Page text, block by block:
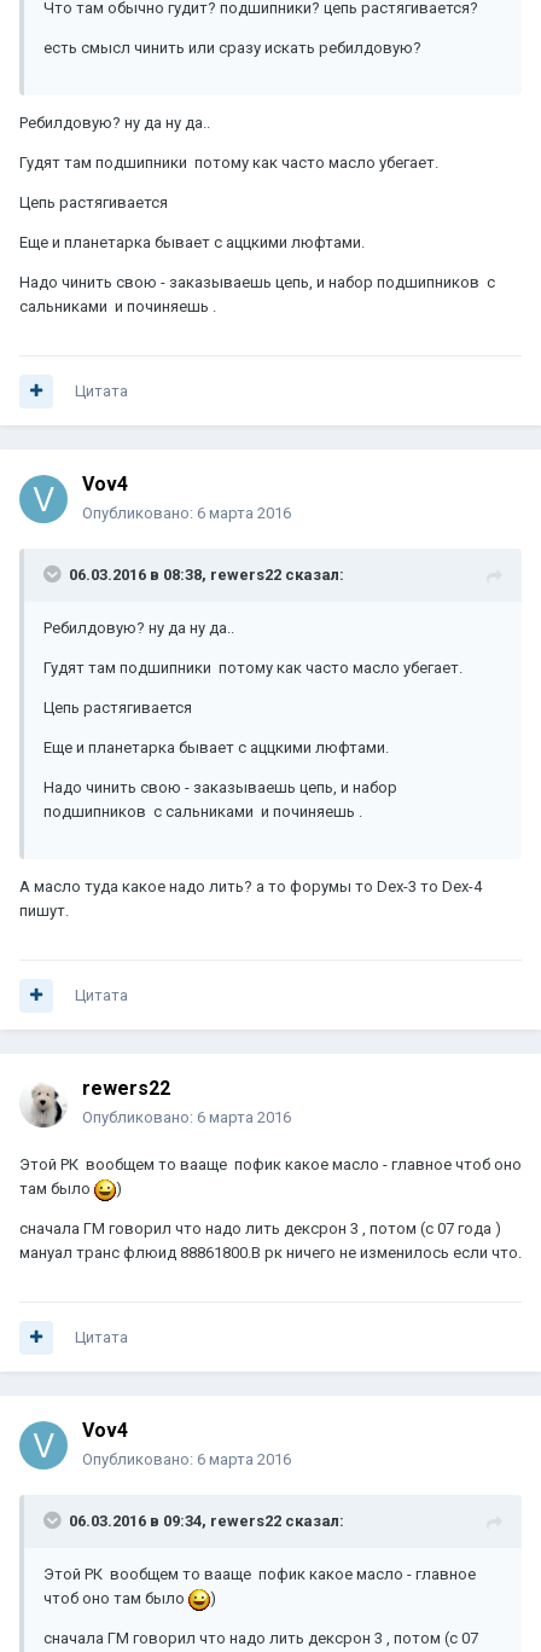
Что там обычно гудит? подшипники? цепь растягивается?
есть смысл чинить или сразу искать ребилдовую?
Ребилдовую? ну да ну да..
Гудят там подшипники потому как часто масло убегает.
Цепь растягивается
Еще и планетарка бывает с аццкими люфтами.
Надо чинить свою - заказываешь цепь, и набор подшипников с
сальниками и починяешь .
Цитата
Vov4
Опубликовано: 6 марта 2016
06.03.2016 в 08:38, rewers22 сказал:
Ребилдовую? ну да ну да..
Гудят там подшипники потому как часто масло убегает.
Цепь растягивается
Еще и планетарка бывает с аццкими люфтами.
Надо чинить свою - заказываешь цепь, и набор
подшипников с сальниками и починяешь .
А масло туда какое надо лить? а то форумы то Dex-3 то Dex-4
пишут.
Цитата
rewers22
Опубликовано: 6 марта 2016
Этой РК вообщем то вааще пофик какое масло - главное чтоб оно
там было
)
сначала ГМ говорил что надо лить дексрон 3 , потом (с 07 года )
мануал транс флюид 88861800.В рк ничего не изменилось если что.
Цитата
Vov4
Опубликовано: 6 марта 2016
06.03.2016 в 09:34, rewers22 сказал:
Этой РК вообщем то вааще пофик какое масло - главное
чтоб оно там было
)
сначала ГМ говорил что надо лить дексрон 3 , потом (с 07